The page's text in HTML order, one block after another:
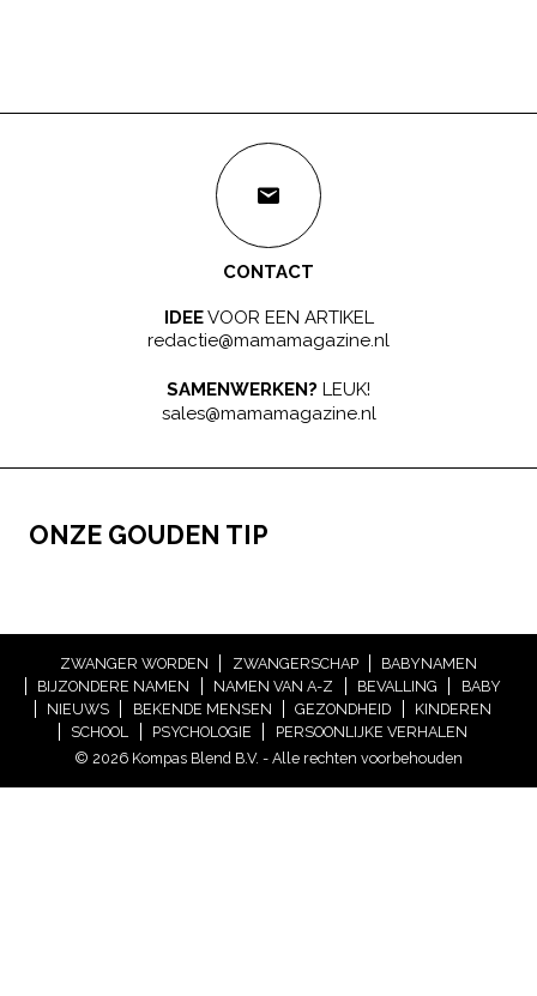
CONTACT
IDEEVOOR EEN ARTIKEL
redactie@mamamagazine.nl
SAMENWERKEN? LEUK!
sales@mamamagazine.nl
ONZE GOUDEN TIP
ZWANGER WORDEN ZWANGERSCHAP
BABYNAMEN
BIJZONDERE NAMEN
NAMEN VAN A-Z BEVALLING
BABY
NIEUWS
BEKENDE MENSEN GEZONDHEID
KINDEREN
SCHOOL
PSYCHOLOGIE
PERSOONLIJKE VERHALEN
© 2026 Kompas Blend B.V. - Alle rechten voorbehouden